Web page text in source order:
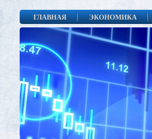
ГЛАВНАЯ ЭКОНОМИКА